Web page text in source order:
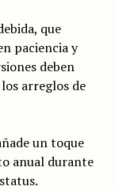
que
paciencia y
deben
arreglos de
un toque
anual durante